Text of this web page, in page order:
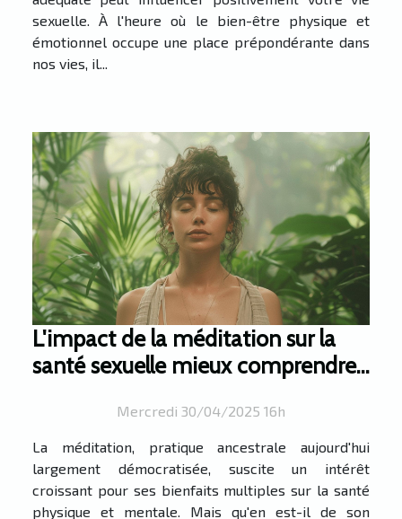
sexuelle. À l'heure où le bien-être physique et
émotionnel occupe une place prépondérante dans
nos vies, il...
L'impact de la méditation sur la
santé sexuelle mieux comprendre
Mercredi 30/04/2025 16h
La méditation, pratique ancestrale aujourd'hui
largement démocratisée, suscite un intérêt
croissant pour ses bienfaits multiples sur la santé
physique et mentale. Mais qu'en est-il de son